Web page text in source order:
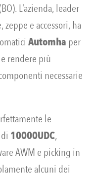
L’azienda, leader
e accessori, ha
Automha per
rendere più
necessarie
le
10000UDC,
AWM e picking in
alcuni dei